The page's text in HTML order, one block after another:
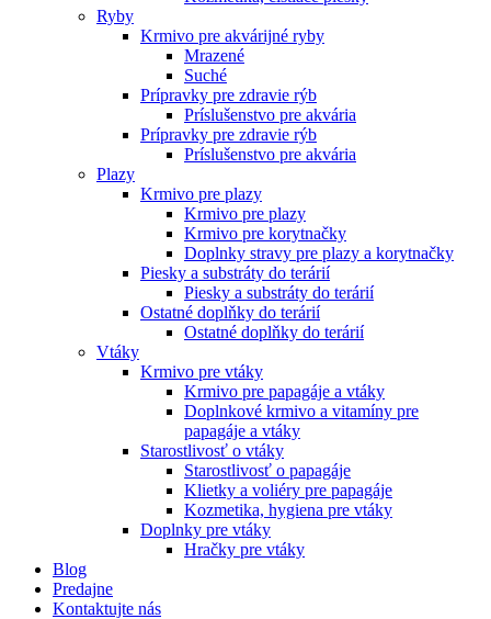
Ryby
Krmivo pre akvárijné ryby
Mrazené
Suché
Prípravky pre zdravie rýb
Príslušenstvo pre akvária
Prípravky pre zdravie rýb
Príslušenstvo pre akvária
Plazy
Krmivo pre plazy
Krmivo pre plazy
Krmivo pre korytnačky
Doplnky stravy pre plazy a korytnačky
Piesky a substráty do terárií
Piesky a substráty do terárií
Ostatné doplňky do terárií
Ostatné doplňky do terárií
Vtáky
Krmivo pre vtáky
Krmivo pre papagáje a vtáky
Doplnkové krmivo a vitamíny pre
papagáje a vtáky
Starostlivosť o vtáky
Starostlivosť o papagáje
Klietky a voliéry pre papagáje
Kozmetika, hygiena pre vtáky
Doplnky pre vtáky
Hračky pre vtáky
Blog
Predajne
Kontaktujte nás